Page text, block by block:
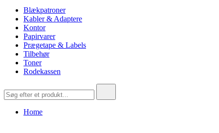
Blækpatroner
Kabler & Adaptere
Kontor
Papirvarer
Prægetape & Labels
Tilbehør
Toner
Rodekassen
efter:
Home